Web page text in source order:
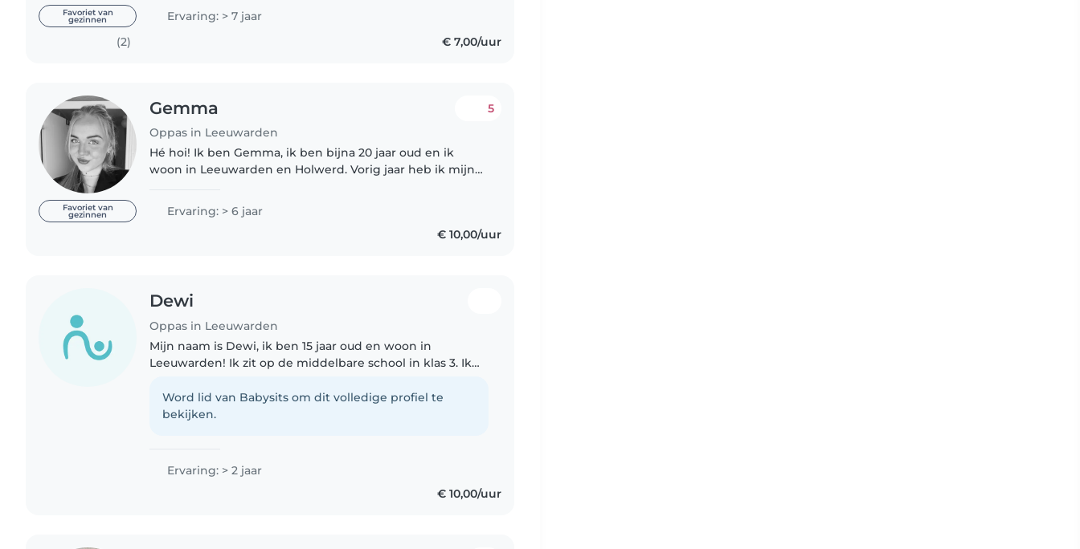
Favoriet van
gezinnen
(2)
kinderen te ondernemen..
Ervaring: > 7 jaar
€ 7,00/uur
Favoriet van
gezinnen
Gemma
Oppas in Leeuwarden
5
Hé hoi! Ik ben Gemma, ik ben bijna 20 jaar oud en ik
woon in Leeuwarden en Holwerd. Vorig jaar heb ik mijn
behaald en sinds dien ben..
Ervaring: > 6 jaar
€ 10,00/uur
Dewi
Oppas in Leeuwarden
Mijn naam is Dewi, ik ben 15 jaar oud en woon in
Leeuwarden! Ik zit op de middelbare school in klas 3. Ik
concerten Ik heb..
Word lid van Babysits om dit volledige profiel te
bekijken.
Ervaring: > 2 jaar
€ 10,00/uur